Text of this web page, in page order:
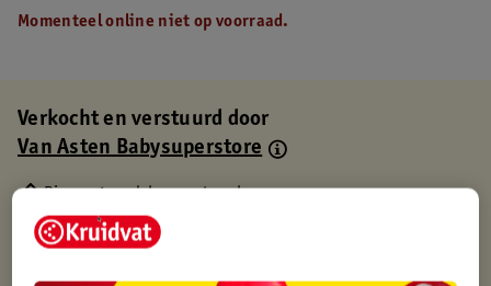
Momenteel online niet op voorraad.
Verkocht en verstuurd door
Van Asten Babysuperstore
Binnen 1 werkdag verstuurd
Gratis thuisbezorgd
Gratis retourneren via verkooppartner.